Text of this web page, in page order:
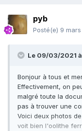
pyb
Posté(e) 9 mars
Le 09/03/2021
Bonjour à tous et
Effectivement, on
malgré toute la
pas à trouver une
Voici deux photos
voit bien l'oolithe